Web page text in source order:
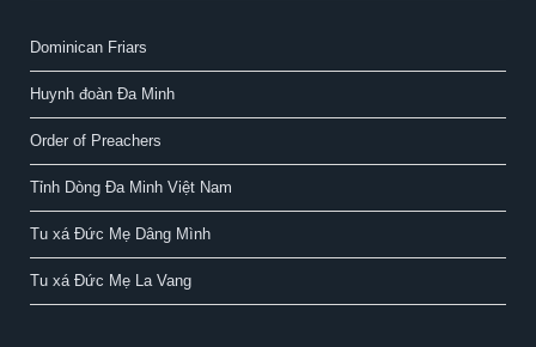
Dominican Friars
Huynh đoàn Đa Minh
Order of Preachers
Tỉnh Dòng Đa Minh Việt Nam
Tu xá Đức Mẹ Dâng Mình
Tu xá Đức Mẹ La Vang